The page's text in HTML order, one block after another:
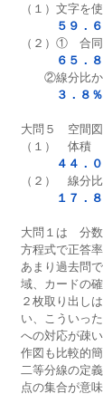
（１）文字を
５９．
（２）①　合
６５．
②線分比か
３．８％
大問５　空間
（１）　体積
４４．
（２）　線分
１７．
大問１は　分
方程式で正答率
あまり過去問
域、カードの
２枚取り出し
い、こういっ
への対応が疎い
作図も比較的
二等分線の定義
点の集合が意